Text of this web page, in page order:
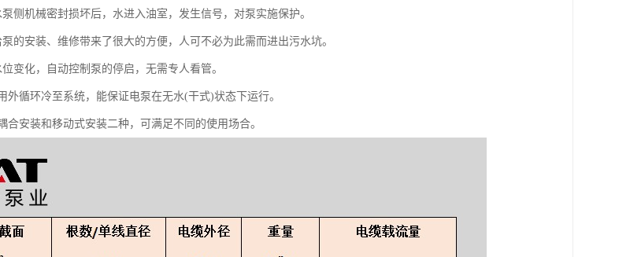
侧机械密封损坏后，水进入油室，发生信号，对泵实施保护。
的安装、维修带来了很大的方便，人可不必为此需而进出污水坑。
变化，自动控制泵的停启，无需专人看管。
外循环冷至系统，能保证电泵在无水(干式)状态下运行。
合安装和移动式安装二种，可满足不同的使用场合。